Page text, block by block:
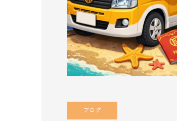
ブログ